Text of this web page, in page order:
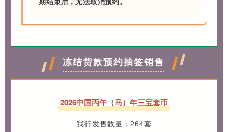
冻结货款预约抽签销售
2026中国丙午（马）年三宝套币
我行发售数量：264套